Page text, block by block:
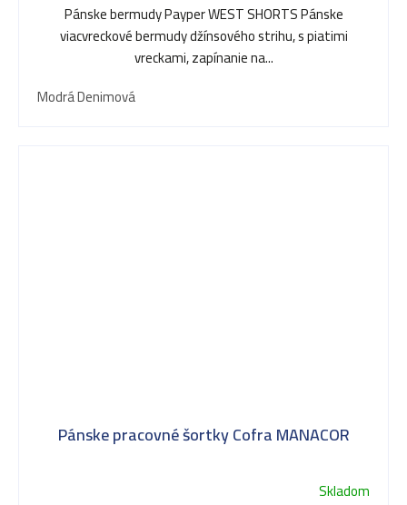
Pánske bermudy Payper WEST SHORTS Pánske
viacvreckové bermudy džínsového strihu, s piatimi
vreckami, zapínanie na...
Modrá Denimová
Pánske pracovné šortky Cofra MANACOR
Skladom